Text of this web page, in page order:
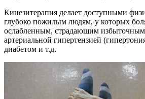
Кинезитерапия делает доступными
глубоко пожилым людям, у которых
ослабленным, страдающим
артериальной гипертензией
диабетом и т.д.